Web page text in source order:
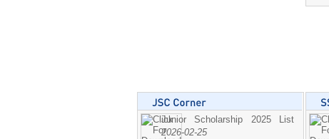
Junior Scholarship 2025 List
2026-02-25